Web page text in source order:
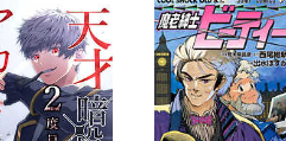
1月号
カート
試し読み